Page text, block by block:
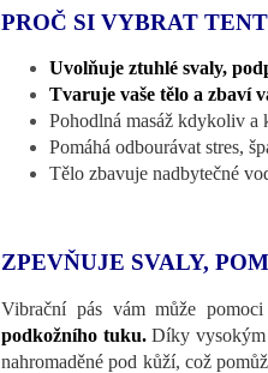
PROČ SI VYBRAT
Uvolňuje ztuhlé svaly,
Tvaruje vaše tělo a zbaví
Pohodlná masáž kdykoliv
Pomáhá odbourávat stres,
Tělo zbavuje nadbytečné
ZPEVŇUJE SVALY,
Vibrační pás vám může pomoci
podkožního tuku. Díky vysokým
nahromaděné pod kůží, což